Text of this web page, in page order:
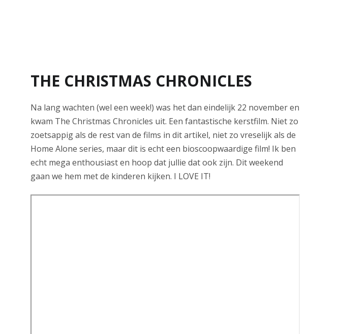
THE CHRISTMAS CHRONICLES
Na lang wachten (wel een week!) was het dan eindelijk 22 november en
kwam The Christmas Chronicles uit. Een fantastische kerstfilm. Niet zo
zoetsappig als de rest van de films in dit artikel, niet zo vreselijk als de
Home Alone series, maar dit is echt een bioscoopwaardige film! Ik ben
echt mega enthousiast en hoop dat jullie dat ook zijn. Dit weekend
gaan we hem met de kinderen kijken. I LOVE IT!